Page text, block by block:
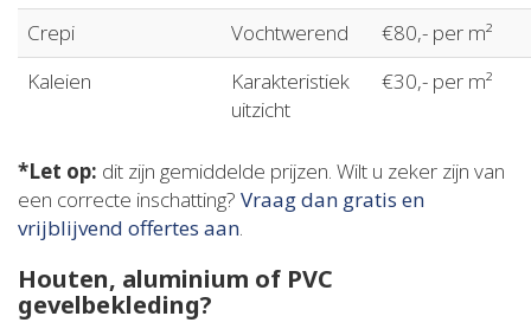
Crepi Vochtwerend
€80,- per m²
Kaleien
Karakteristiek
uitzicht
€30,- per m²
*Let op: dit zijn gemiddelde prijzen. Wilt u zeker zijn van
een correcte inschatting? Vraag dan gratis en
vrijblijvend offertes aan.
Houten, aluminium of PVC
gevelbekleding?